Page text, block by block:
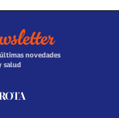
novedades
salud